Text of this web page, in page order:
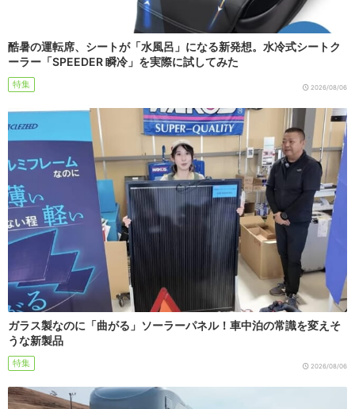
酷暑の運転席、シートが「水風呂」になる新発想。水冷式シートク
ーラー「SPEEDER 瞬冷」を実際に試してみた
特集 2026/08/06
ガラス製なのに「曲がる」ソーラーパネル！車中泊の常識を変えそ
うな新製品
特集 2026/08/06